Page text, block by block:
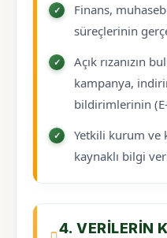
Finans,
süreçlerinin
Açık rızanızın
kampanya,
bildirimlerinin
Yetkili kurum ve
kaynaklı bilgi
4. VERILERIN